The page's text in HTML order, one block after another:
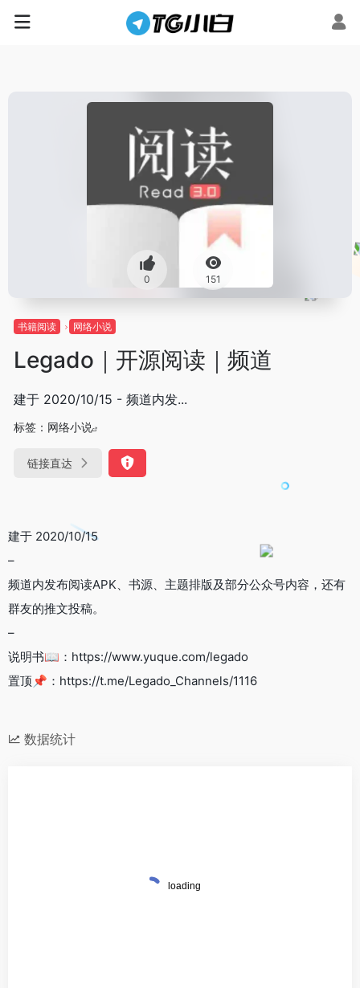
0 151
书籍阅读 网络小说
Legado｜开源阅读｜频道
建于 2020/10/15 - 频道内发...
标签： 网络小说
链接直达
建于 2020/10/15
–
频道内发布阅读APK、书源、主题排版及部分公众号内容，还有
群友的推文投稿。
–
说明书📖：https://www.yuque.com/legado
置顶📌：https://t.me/Legado_Channels/1116
数据统计